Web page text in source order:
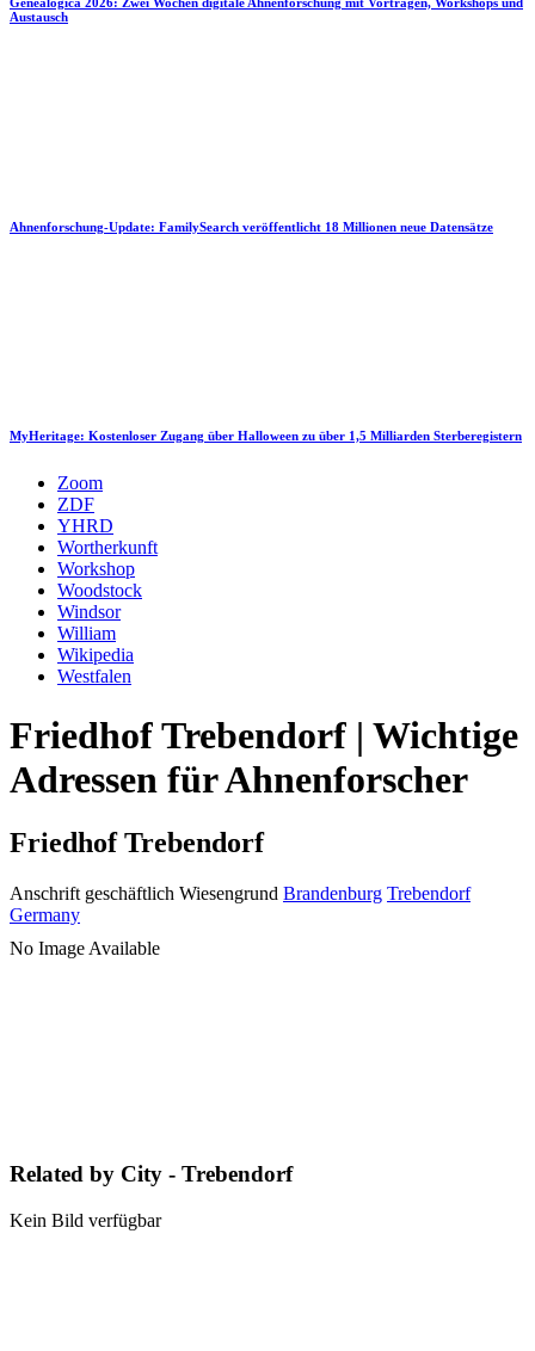
Austausch
Ahnenforschung-Update: FamilySearch veröffentlicht 18 Millionen neue Datensätze
MyHeritage: Kostenloser Zugang über Halloween zu über 1,5 Milliarden Sterberegistern
Zoom
ZDF
YHRD
Wortherkunft
Workshop
Woodstock
Windsor
William
Wikipedia
Westfalen
Friedhof Trebendorf | Wichtige
Adressen für Ahnenforscher
Friedhof Trebendorf
Anschrift geschäftlich Wiesengrund Brandenburg Trebendorf
Germany
No Image Available
Related by City - Trebendorf
Kein Bild verfügbar